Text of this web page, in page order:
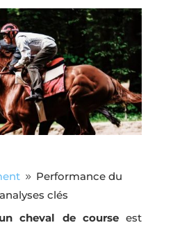
9 Performance du
clés
cheval de courseest